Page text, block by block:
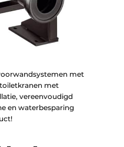
met
toiletkranen met
vereenvoudigd
en waterbesparing